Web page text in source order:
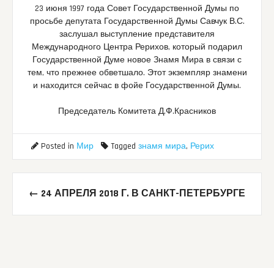
23 июня 1997 года Совет Государственной Думы по
просьбе депутата Государственной Думы Савчук В.С.
заслушал выступление представителя
Международного Центра Рерихов, который подарил
Государственной Думе новое Знамя Мира в связи с
тем, что прежнее обветшало. Этот экземпляр знамени
и находится сейчас в фойе Государственной Думы.
Председатель Комитета Д.Ф.Красников
Posted in Мир Tagged знамя мира, Рерих
Post
navigation
← 24 АПРЕЛЯ 2018 Г. В САНКТ-ПЕТЕРБУРГЕ